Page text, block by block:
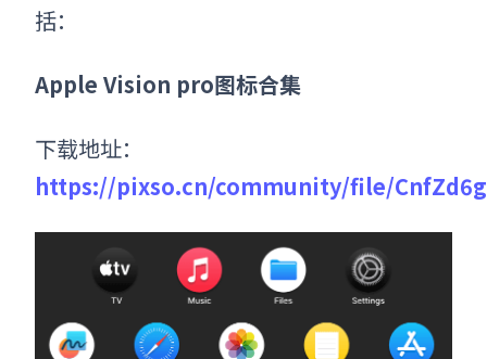
括：
Apple Vision pro图标合集
下载地址：
https://pixso.cn/community/file/